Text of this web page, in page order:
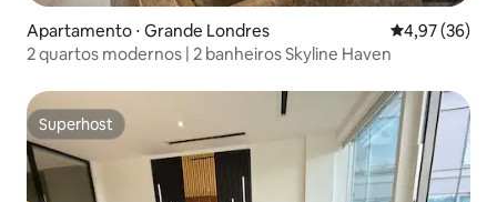
Apartamento ⋅ Grande Londres 4,97 de uma
4,97 (36)
2 quartos modernos | 2 banheiros Skyline Haven
Superhost
Superhost